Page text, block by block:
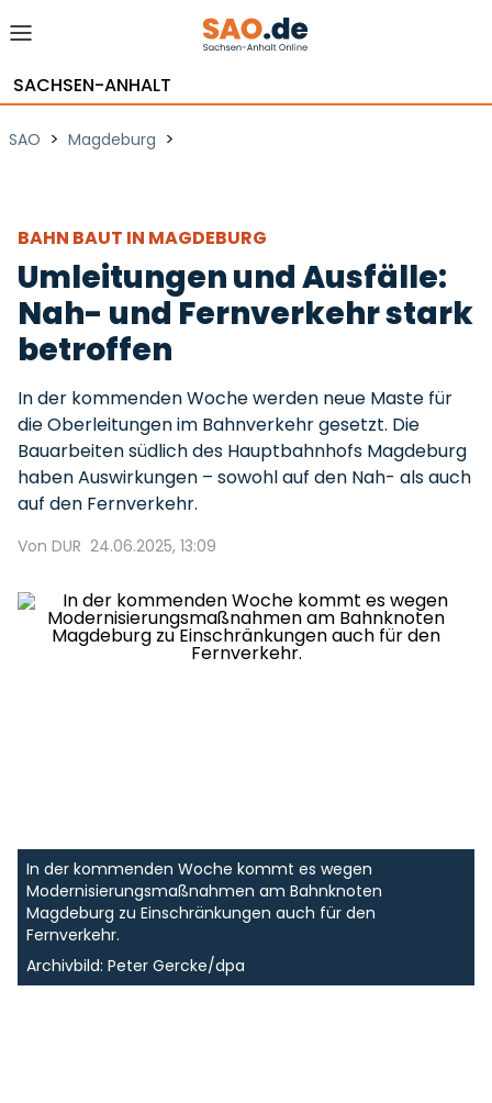
SACHSEN-ANHALT
SAO > Magdeburg >
BAHN BAUT IN MAGDEBURG
Umleitungen und Ausfälle:
Nah- und Fernverkehr stark
betroffen
In der kommenden Woche werden neue Maste für
die Oberleitungen im Bahnverkehr gesetzt. Die
Bauarbeiten südlich des Hauptbahnhofs Magdeburg
haben Auswirkungen – sowohl auf den Nah- als auch
auf den Fernverkehr.
Von DUR 24.06.2025, 13:09
In der kommenden Woche kommt es wegen
Modernisierungsmaßnahmen am Bahnknoten
Magdeburg zu Einschränkungen auch für den
Fernverkehr.
Archivbild: Peter Gercke/dpa